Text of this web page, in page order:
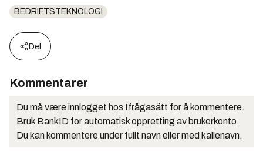
BEDRIFTSTEKNOLOGI
Del
Kommentarer
Du må være innlogget hos Ifrågasätt for å kommentere.
Bruk BankID for automatisk oppretting av brukerkonto.
Du kan kommentere under fullt navn eller med kallenavn.